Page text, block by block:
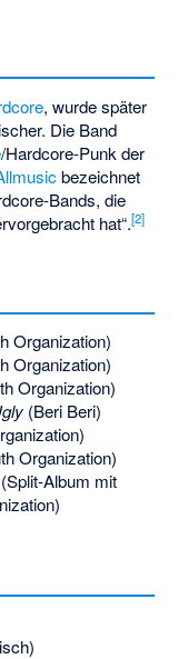
, wurde später
Die Band
/Hardcore-Punk der
bezeichnet
Bands, die
hat“.[2]
Organization)
Organization)
Organization)
(Beri Beri)
Organization)
Album mit